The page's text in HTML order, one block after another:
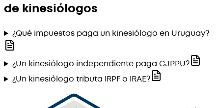
de kinesiólogos
¿Qué impuestos paga un kinesiólogo en Uruguay?
¿Un kinesiólogo independiente paga CJPPU?
¿Un kinesiólogo tributa IRPF o IRAE?